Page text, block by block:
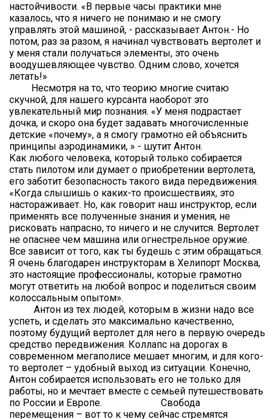
настойчивости. «В первые часы практики мне
казалось, что я ничего не понимаю и не смогу
управлять этой машиной, - рассказывает Антон.- Но
потом, раз за разом, я начинал чувствовать вертолет и
у меня стали получаться элементы, это очень
воодушевляющее чувство. Одним слово, хочется
летать!»
Несмотря на то, что теорию многие считаю
скучной, для нашего курсанта наоборот это
увлекательный мир познания. «У меня подрастает
дочка, и скоро она будет задавать многочисленные
детские «почему», а я смогу грамотно ей объяснить
принципы аэродинамики, » - шутит Антон.
Как любого человека, который только собирается
стать пилотом или думает о приобретении вертолета,
его заботит безопасность такого вида передвижения.
«Когда слышишь о каких-то происшествиях, это
настораживает. Но, как говорит наш инструктор, если
применять все полученные знания и умения, не
рисковать напрасно, то ничего и не случится. Вертолет
не опаснее чем машина или огнестрельное оружие.
Все зависит от того, как ты будешь с этим обращаться.
Я очень благодарен инструкторам в Хелипорт Москва,
это настоящие профессионалы, которые грамотно
могут ответить на любой вопрос и поделиться своим
колоссальным опытом».
Антон из тех людей, которым в жизни надо все
успеть, и сделать это максимально качественно,
поэтому будущий вертолет для него в первую очередь
средство передвижения. Коллапс на дорогах в
современном мегаполисе мешает многим, и для кого-
то вертолет – удобный выход из ситуации. Конечно,
Антон собирается использовать его не только для
работы, но и мечтает вместе с семьей путешествовать
по России и Европе. Свобода
перемещения – вот то к чему сейчас стремятся